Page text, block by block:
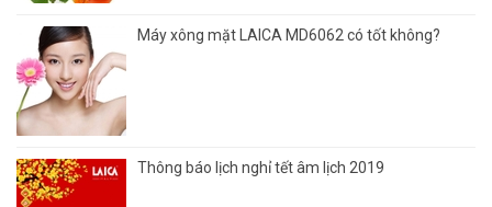
Máy xông mặt LAICA MD6062 có tốt không?
Thông báo lịch nghỉ tết âm lịch 2019